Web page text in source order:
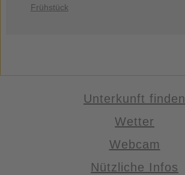
Frühstück
Unterkunft finden
Wetter
Webcam
Nützliche Infos